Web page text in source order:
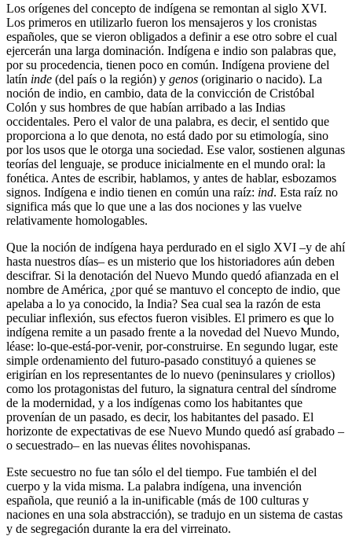
Los orígenes del concepto de indígena se remontan al siglo XVI.
Los primeros en utilizarlo fueron los mensajeros y los cronistas
españoles, que se vieron obligados a definir a ese otro sobre el cual
ejercerán una larga dominación. Indígena e indio son palabras que,
por su procedencia, tienen poco en común. Indígena proviene del
latín inde (del país o la región) y genos (originario o nacido). La
noción de indio, en cambio, data de la convicción de Cristóbal
Colón y sus hombres de que habían arribado a las Indias
occidentales. Pero el valor de una palabra, es decir, el sentido que
proporciona a lo que denota, no está dado por su etimología, sino
por los usos que le otorga una sociedad. Ese valor, sostienen algunas
teorías del lenguaje, se produce inicialmente en el mundo oral: la
fonética. Antes de escribir, hablamos, y antes de hablar, esbozamos
signos. Indígena e indio tienen en común una raíz: ind. Esta raíz no
significa más que lo que une a las dos nociones y las vuelve
relativamente homologables.
Que la noción de indígena haya perdurado en el siglo XVI –y de ahí
hasta nuestros días– es un misterio que los historiadores aún deben
descifrar. Si la denotación del Nuevo Mundo quedó afianzada en el
nombre de América, ¿por qué se mantuvo el concepto de indio, que
apelaba a lo ya conocido, la India? Sea cual sea la razón de esta
peculiar inflexión, sus efectos fueron visibles. El primero es que lo
indígena remite a un pasado frente a la novedad del Nuevo Mundo,
léase: lo-que-está-por-venir, por-construirse. En segundo lugar, este
simple ordenamiento del futuro-pasado constituyó a quienes se
erigirían en los representantes de lo nuevo (peninsulares y criollos)
como los protagonistas del futuro, la signatura central del síndrome
de la modernidad, y a los indígenas como los habitantes que
provenían de un pasado, es decir, los habitantes del pasado. El
horizonte de expectativas de ese Nuevo Mundo quedó así grabado –
o secuestrado– en las nuevas élites novohispanas.
Este secuestro no fue tan sólo el del tiempo. Fue también el del
cuerpo y la vida misma. La palabra indígena, una invención
española, que reunió a la in-unificable (más de 100 culturas y
naciones en una sola abstracción), se tradujo en un sistema de castas
y de segregación durante la era del virreinato.